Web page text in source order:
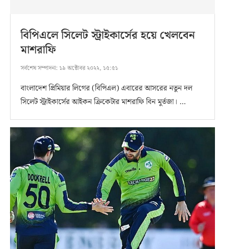
বিপিএলে সিলেট স্ট্রাইকার্সের হয়ে খেলবেন
মাশরাফি
সর্বশেষ সম্পাদনা: ১৯ অক্টোবর ২০২২, ১৫:৫১
বাংলাদেশ প্রিমিয়ার লিগের (বিপিএল) এবারের আসরের নতুন দল
সিলেট স্ট্রাইকার্সের আইকন ক্রিকেটার মাশরাফি বিন মুর্তজা। …